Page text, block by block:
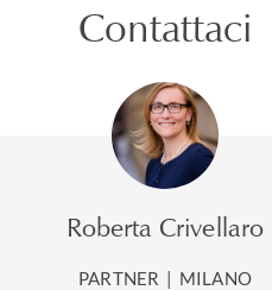
Contattaci
Roberta Crivellaro
PARTNER | MILANO